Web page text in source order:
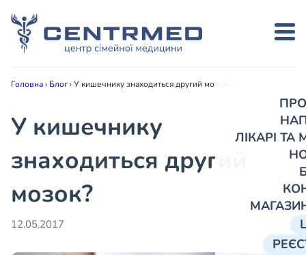
ЛІКАРІ
Головна› Блог›У кишечнику знаходиться другий мозок?
У кишечнику
знаходиться другий
мозок?
12.05.2017